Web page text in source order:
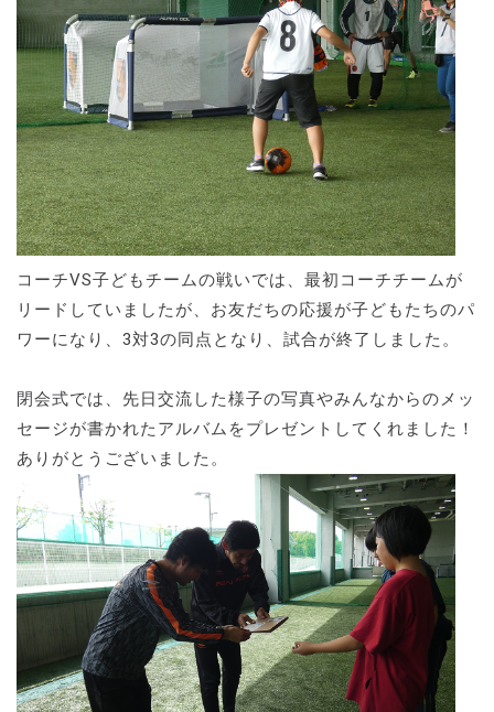
コーチVS子どもチームの戦いでは、最初コーチチームが
リードしていましたが、お友だちの応援が子どもたちのパ
ワーになり、3対3の同点となり、試合が終了しました。
閉会式では、先日交流した様子の写真やみんなからのメッ
セージが書かれたアルバムをプレゼントしてくれました！
ありがとうございました。